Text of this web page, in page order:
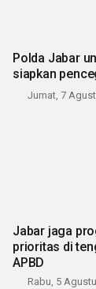
Polda Jabar
siapkan
Jumat, 7
Jabar jaga
prioritas di
APBD
Rabu, 5